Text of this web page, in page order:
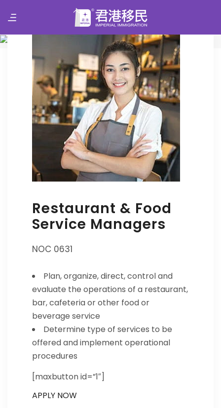
君港移民 Imperial Group Visa
Restaurant & Food
Service Managers
NOC 0631
Plan, organize, direct, control and
evaluate the operations of a restaurant,
bar, cafeteria or other food or
beverage service
Determine type of services to be
offered and implement operational
procedures
[maxbutton id=”1″]
APPLY NOW